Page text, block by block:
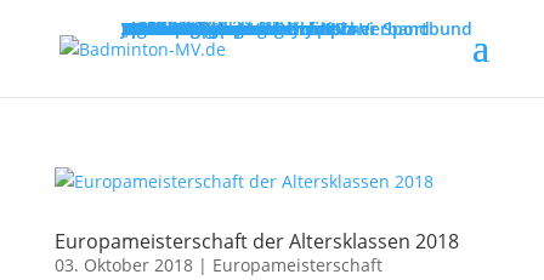
MENUMENU
Willkommen
Verband
Verbandsführung
Ausschreibungen
Vereine
Vereinsservice
Spielbetrieb
Turniere
Landesliga
Landesklasse
Bezirksliga
Lehre & Ausbildung
Ausbildungen
Fortbildungen
Trainerinfos
Schulsport
Shuttle Time
„Mach mit – spiel dich fit!“
Jugend trainiert für Olympia
Spiel- und Sportabzeichen
Badmintonabenteuer mit Toni
Links
DBV - Deutscher Badminton-Verband
DBV - Gruppe Nord
DOSB - Deutscher Olympischer Sportbund
LSB - Landessportbund MV
Europameisterschaft der Altersklassen 2018
03. Oktober 2018| Europameisterschaft